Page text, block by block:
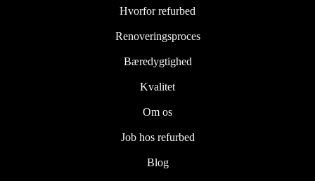
Hvorfor refurbed
Renoveringsproces
Bæredygtighed
Kvalitet
Om os
Job hos refurbed
Blog